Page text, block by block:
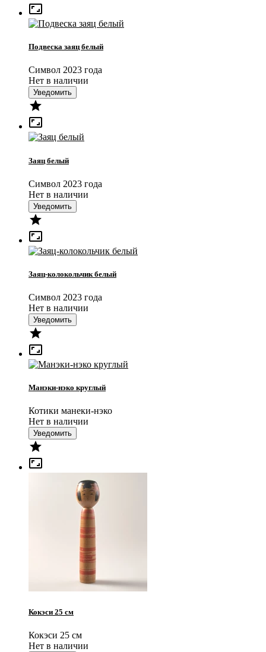

Подвеска заяц белый
Символ 2023 года
Нет в наличии
Уведомить


Заяц белый
Символ 2023 года
Нет в наличии
Уведомить


Заяц-колокольчик белый
Символ 2023 года
Нет в наличии
Уведомить


Манэки-нэко круглый
Котики манеки-нэко
Нет в наличии
Уведомить


Кокэси 25 см
Кокэси 25 см
Нет в наличии